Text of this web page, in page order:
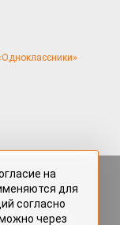
на портале
авторами
права. Полное или
на портале
на
для
согласно
через